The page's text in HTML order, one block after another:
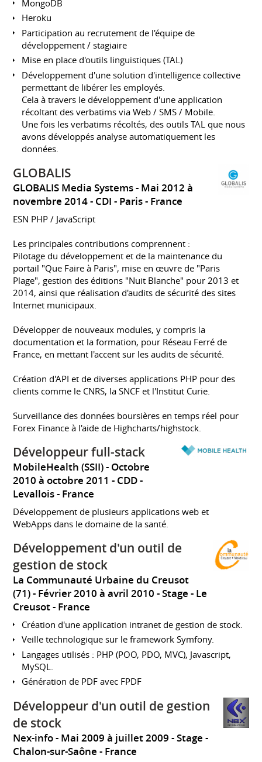
MongoDB
Heroku
Participation au recrutement de l'équipe de
développement / stagiaire
Mise en place d'outils linguistiques (TAL)
Développement d'une solution d'intelligence collective
permettant de libérer les employés.
Cela à travers le développement d'une application
récoltant des verbatims via Web / SMS / Mobile.
Une fois les verbatims récoltés, des outils TAL que nous
avons développés analyse automatiquement les
données.
GLOBALIS
GLOBALIS Media Systems
Mai 2012 à
novembre 2014 CDI Paris France
ESN PHP / JavaScript
Les principales contributions comprennent :
Pilotage du développement et de la maintenance du
portail "Que Faire à Paris", mise en œuvre de "Paris
Plage", gestion des éditions "Nuit Blanche" pour 2013 et
2014, ainsi que réalisation d'audits de sécurité des sites
Internet municipaux.
Développer de nouveaux modules, y compris la
documentation et la formation, pour Réseau Ferré de
France, en mettant l'accent sur les audits de sécurité.
Création d'API et de diverses applications PHP pour des
clients comme le CNRS, la SNCF et l'Institut Curie.
Surveillance des données boursières en temps réel pour
Forex Finance à l'aide de Highcharts/highstock.
Développeur full-stack
Mobile­Health (SSII)
Octobre
2010 à octobre 2011 CDD
Levallois
France
Développement de plusieurs applications web et
WebApps dans le domaine de la santé.
Développement d'un outil de
gestion de stock
La Communauté Urbaine du Creusot
(71)
Février 2010 à avril 2010 Stage
Le
Creusot
France
Création d'une application intranet de gestion de stock.
Veille technologique sur le framework Symfony.
Langages utilisés : PHP (POO, PDO, MVC), Javascript,
MySQL.
Génération de PDF avec FPDF
Développeur d'un outil de gestion
de stock
Nex-info Mai 2009 à juillet 2009 Stage
Chalon-sur-Saône
France